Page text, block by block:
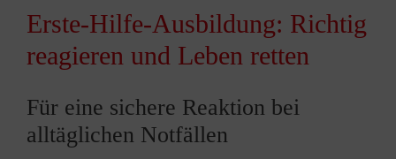
Erste-Hilfe-Ausbildung: Richtig
reagieren und Leben retten
Für eine sichere Reaktion bei
alltäglichen Notfällen